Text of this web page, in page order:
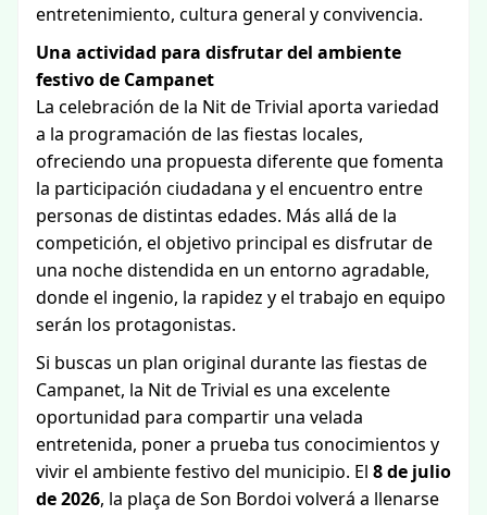
entretenimiento, cultura general y convivencia.
Una actividad para disfrutar del ambiente
festivo de Campanet
La celebración de la Nit de Trivial aporta variedad
a la programación de las fiestas locales,
ofreciendo una propuesta diferente que fomenta
la participación ciudadana y el encuentro entre
personas de distintas edades. Más allá de la
competición, el objetivo principal es disfrutar de
una noche distendida en un entorno agradable,
donde el ingenio, la rapidez y el trabajo en equipo
serán los protagonistas.
Si buscas un plan original durante las fiestas de
Campanet, la Nit de Trivial es una excelente
oportunidad para compartir una velada
entretenida, poner a prueba tus conocimientos y
vivir el ambiente festivo del municipio. El 8 de julio
de 2026, la plaça de Son Bordoi volverá a llenarse